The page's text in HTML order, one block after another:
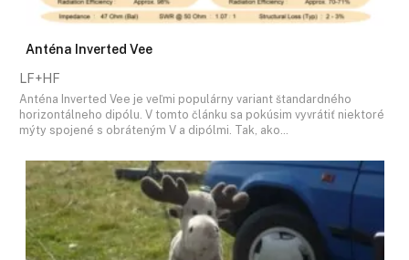
Anténa Inverted Vee
LF+HF
Anténa Inverted Vee je veľmi populárny variant štandardného
horizontálneho dipólu. V tomto článku sa pokúsim vyvrátiť niektoré
mýty spojené s obráteným V a dipólmi. Tak, ako…